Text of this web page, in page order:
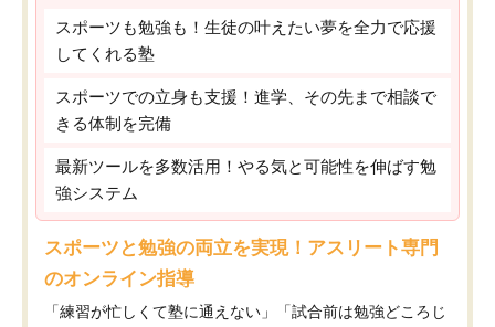
スポーツも勉強も！生徒の叶えたい夢を全力で応援
してくれる塾
スポーツでの立身も支援！進学、その先まで相談で
きる体制を完備
最新ツールを多数活用！やる気と可能性を伸ばす勉
強システム
スポーツと勉強の両立を実現！アスリート専門
のオンライン指導
「練習が忙しくて塾に通えない」「試合前は勉強どころじ